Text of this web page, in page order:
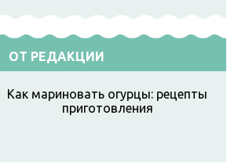
ОТ РЕДАКЦИИ
Как мариновать огурцы: рецепты
приготовления